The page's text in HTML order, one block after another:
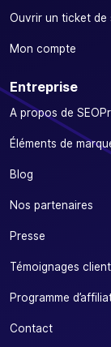
Ouvrir un ticket de
Mon compte
Entreprise
A propos de
Éléments de
Blog
Nos partenaires
Presse
Témoignages
Programme
Contact